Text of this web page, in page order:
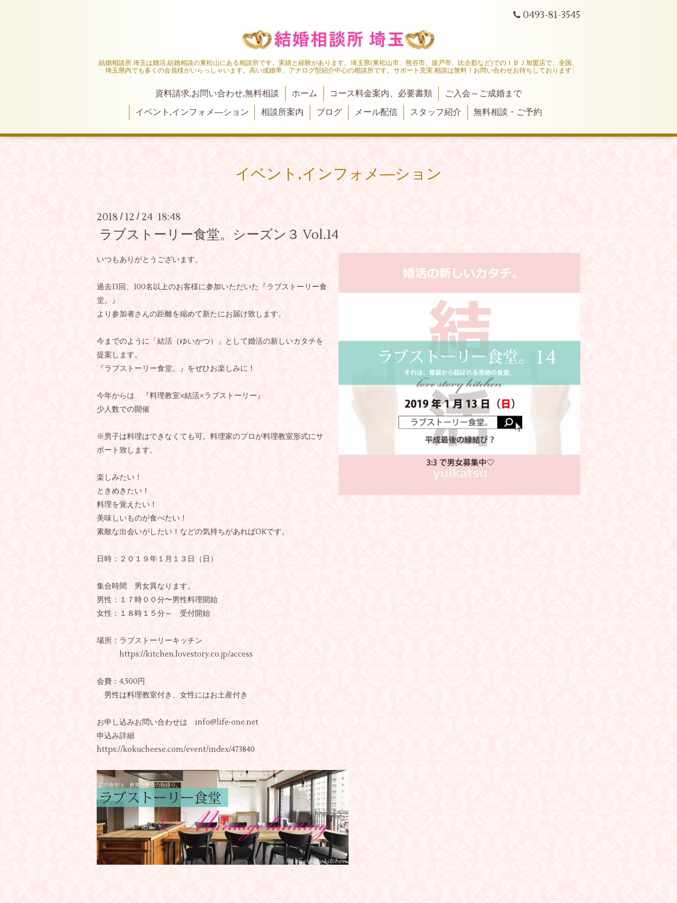
0493-81-3545
結婚相談所 埼玉は婚活,結婚相談の東松山にある相談所です。実績と経験があります。埼玉県(東松山市、熊谷市、坂戸市、比企郡など)でのＩＢＪ加盟店で、全国、
埼玉県内でも多くの会員様がいらっしゃいます。高い成婚率、アナログ型紹介中心の相談所です。サポート充実,相談は無料！お問い合わせお待ちしております
資料請求,お問い合わせ,無料相談 ホーム コース料金案内、必要書類
ご入会～ご成婚まで
イベント,インフォメ―ション
相談所案内 ブログ メール配信 スタッフ紹介 無料相談・ご予約
イベント,インフォメ―ション
2018 / 12 / 24 18:48
ラブストーリー食堂。シーズン３ Vol.14
いつもありがとうございます。
過去13回、100名以上のお客様に参加いただいた『ラブストーリー食
堂。』
より参加者さんの距離を縮めて新たにお届け致します。
今までのように「結活（ゆいかつ）」として婚活の新しいカタチを
提案します。
『ラブストーリー食堂。』をぜひお楽しみに！
今年からは 『料理教室×結活×ラブストーリー』
少人数での開催
※男子は料理はできなくても可。料理家のプロが料理教室形式にサ
ポート致します。
楽しみたい！
ときめきたい！
料理を覚えたい！
美味しいものが食べたい！
素敵な出会いがしたい！などの気持ちがあればOKです。
日時：２０１９年１月１３日（日）
集合時間 男女異なります。
男性：１７時００分〜男性料理開始
女性：１８時１５分～ 受付開始
場所：ラブストーリーキッチン
https://kitchen.lovestory.co.jp/access
会費：4,500円
男性は料理教室付き、女性にはお土産付き
お申し込みお問い合わせは info@life-one.net
申込み詳細
https://kokucheese.com/event/index/473840